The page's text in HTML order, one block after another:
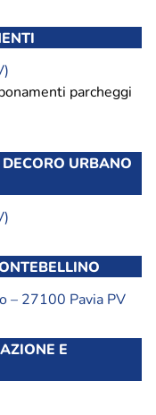
segnalazione
parcheggi
URBANO
– 27100 Pavia PV
E